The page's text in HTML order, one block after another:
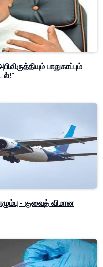
பாதுகாப்பும்
- குவைத் விமான